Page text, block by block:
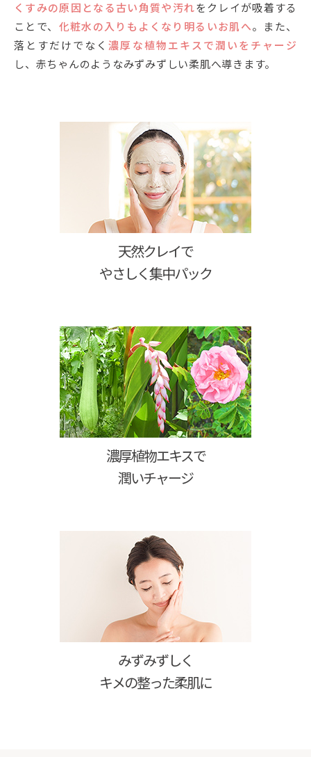
くすみの原因となる古い角質や汚れをクレイが吸着する
ことで、 化粧水の入りもよくなり明るいお肌へ。また、
落とすだけでなく濃厚な植物エキスで潤いをチャージ
し、赤ちゃんのようなみずみずしい柔肌へ導きます。
天然クレイで
やさしく集中パック
濃厚植物エキスで
潤いチャージ
みずみずしく
キメの整った柔肌に